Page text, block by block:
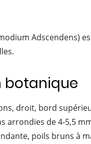
Adscendens)
botanique
droit, bord
arrondies de 4-5,5
poils bruns à